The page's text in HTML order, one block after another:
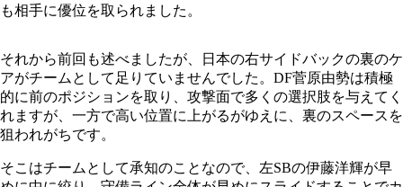
も相手に優位を取られました。
それから前回も述べましたが、日本の右サイドバックの裏のケ
アがチームとして足りていませんでした。DF菅原由勢は積極
的に前のポジションを取り、攻撃面で多くの選択肢を与えてく
れますが、一方で高い位置に上がるがゆえに、裏のスペースを
狙われがちです。
そこはチームとして承知のことなので、左SBの伊藤洋輝が早